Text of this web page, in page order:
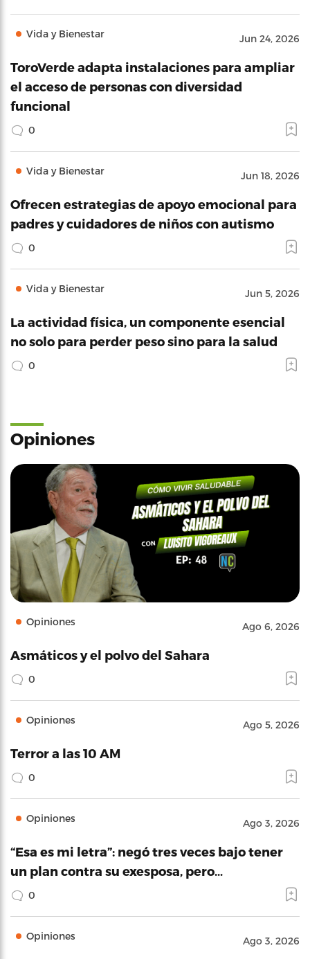
Vida y Bienestar Jun 24, 2026
ToroVerde adapta instalaciones para ampliar
el acceso de personas con diversidad
funcional
0
Vida y Bienestar Jun 18, 2026
Ofrecen estrategias de apoyo emocional para
padres y cuidadores de niños con autismo
0
Vida y Bienestar Jun 5, 2026
La actividad física, un componente esencial
no solo para perder peso sino para la salud
0
Opiniones
Opiniones Ago 6, 2026
Asmáticos y el polvo del Sahara
0
Opiniones Ago 5, 2026
Terror a las 10 AM
0
Opiniones Ago 3, 2026
“Esa es mi letra”: negó tres veces bajo tener
un plan contra su exesposa, pero…
0
Opiniones Ago 3, 2026